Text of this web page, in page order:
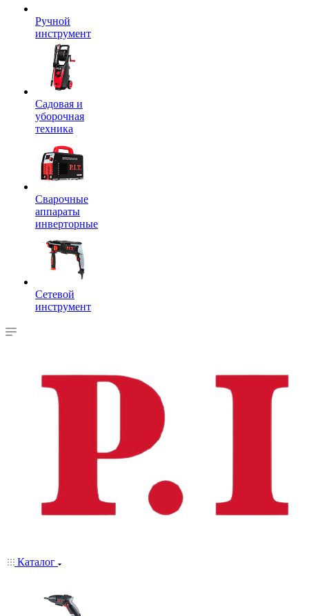
Ручной
инструмент
Садовая и
уборочная
техника
Сварочные
аппараты
инверторные
Сетевой
инструмент
Каталог